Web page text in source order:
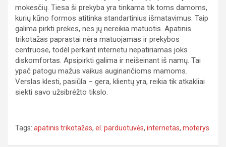
mokesčių. Tiesa ši prekyba yra tinkama tik toms damoms,
kurių kūno formos atitinka standartinius išmatavimus. Taip
galima pirkti prekes, nes jų nereikia matuotis. Apatinis
trikotažas paprastai nėra matuojamas ir prekybos
centruose, todėl perkant internetu nepatiriamas joks
diskomfortas. Apsipirkti galima ir neišeinant iš namų. Tai
ypač patogu mažus vaikus auginančioms mamoms.
Verslas klesti, pasiūla – gera, klientų yra, reikia tik atkakliai
siekti savo užsibrėžto tikslo.
Tags: apatinis trikotažas, el. parduotuvės, internetas, moterys